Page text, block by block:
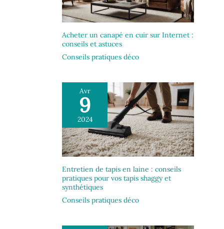
Acheter un canapé en cuir sur Internet :
conseils et astuces
Conseils pratiques déco
Avr
9
2024
Entretien de tapis en laine : conseils
pratiques pour vos tapis shaggy et
synthétiques
Conseils pratiques déco